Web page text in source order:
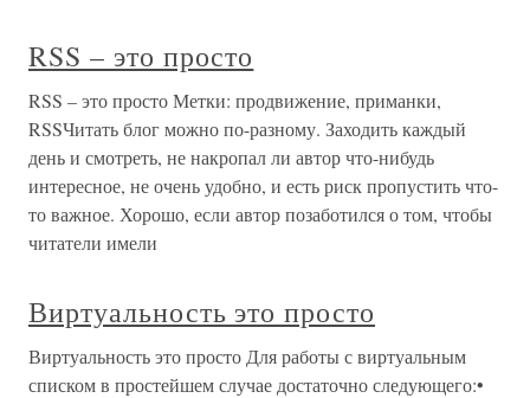
RSS – это просто
RSS – это просто Метки: продвижение, приманки,
RSSЧитать блог можно по-разному. Заходить каждый
день и смотреть, не накропал ли автор что-нибудь
интересное, не очень удобно, и есть риск пропустить что-
то важное. Хорошо, если автор позаботился о том, чтобы
читатели имели
Виртуальность это просто
Виртуальность это просто Для работы с виртуальным
списком в простейшем случае достаточно следующего:•